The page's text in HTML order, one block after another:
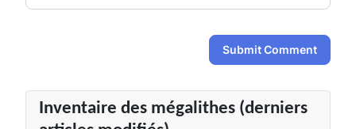
Submit Comment
Inventaire des mégalithes (derniers